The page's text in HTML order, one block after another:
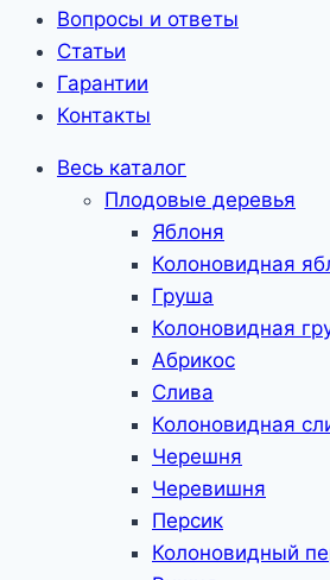
Вопросы и ответы
Статьи
Гарантии
Контакты
Весь каталог
Плодовые деревья
Яблоня
Колоновидная
Груша
Колоновидная
Абрикос
Слива
Колоновидная
Черешня
Черевишня
Персик
Колоновидный